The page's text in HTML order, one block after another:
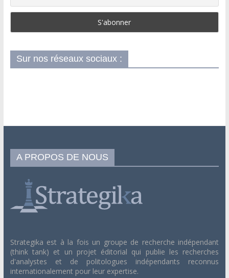
Sur nos réseaux sociaux :
A PROPOS DE NOUS
Strategika est à la fois un groupe de recherche indépendant
(think tank) et un projet éditorial qui publie les recherches
d'analystes et de politologues indépendants reconnus
internationalement pour leur expertise.